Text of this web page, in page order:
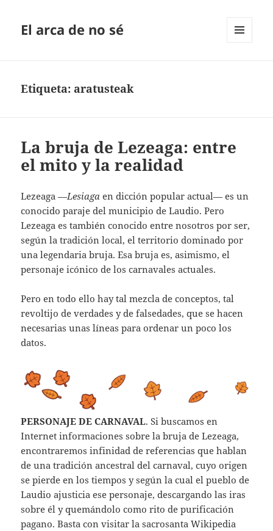
El arca de no sé
Etiqueta: aratusteak
La bruja de Lezeaga: entre
el mito y la realidad
Lezeaga —Lesiaga en dicción popular actual— es un
conocido paraje del municipio de Laudio. Pero
Lezeaga es también conocido entre nosotros por ser,
según la tradición local, el territorio dominado por
una legendaria bruja. Esa bruja es, asimismo, el
personaje icónico de los carnavales actuales.
Pero en todo ello hay tal mezcla de conceptos, tal
revoltijo de verdades y de falsedades, que se hacen
necesarias unas líneas para ordenar un poco los
datos.
PERSONAJE DE CARNAVAL. Si buscamos en
Internet informaciones sobre la bruja de Lezeaga,
encontraremos infinidad de referencias que hablan
de una tradición ancestral del carnaval, cuyo origen
se pierde en los tiempos y según la cual el pueblo de
Laudio ajusticia ese personaje, descargando las iras
sobre él y quemándolo como rito de purificación
pagano. Basta con visitar la sacrosanta Wikipedia